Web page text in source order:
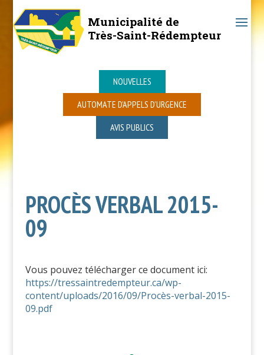
Municipalité de
Très-Saint-Rédempteur
NOUVELLES
AUTOMATE D’APPELS D’URGENCE
AVIS PUBLICS
PROCÈS VERBAL 2015-
09
Vous pouvez télécharger ce document ici:
https://tressaintredempteur.ca/wp-
content/uploads/2016/09/Procès-verbal-2015-
09.pdf